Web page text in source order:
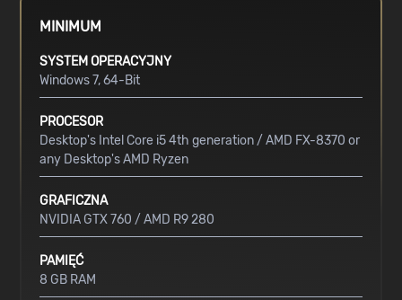
MINIMUM
SYSTEM OPERACYJNY
Windows 7, 64-Bit
PROCESOR
Desktop's Intel Core i5 4th generation / AMD FX-8370 or
any Desktop's AMD Ryzen
GRAFICZNA
NVIDIA GTX 760 / AMD R9 280
PAMIĘĆ
8 GB RAM